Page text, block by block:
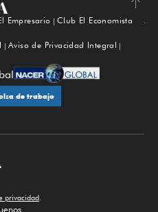
Subir
Empresario
Club El Economista
Aviso de Privacidad Integral
de trabajo
privacidad